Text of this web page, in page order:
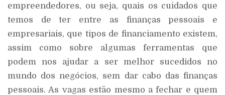
empreendedores, ou seja, quais os cuidados que
temos de ter entre as finanças pessoais e
empresariais, que tipos de financiamento existem,
assim como sobre algumas ferramentas que
podem nos ajudar a ser melhor sucedidos no
mundo dos negócios, sem dar cabo das finanças
pessoais. As vagas estão mesmo a fechar e quem